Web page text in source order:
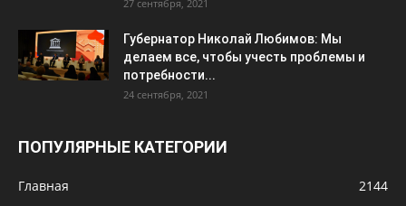
27 сентября, 2021
Губернатор Николай Любимов: Мы
делаем все, чтобы учесть проблемы и
потребности...
24 сентября, 2021
ПОПУЛЯРНЫЕ КАТЕГОРИИ
Главная 2144